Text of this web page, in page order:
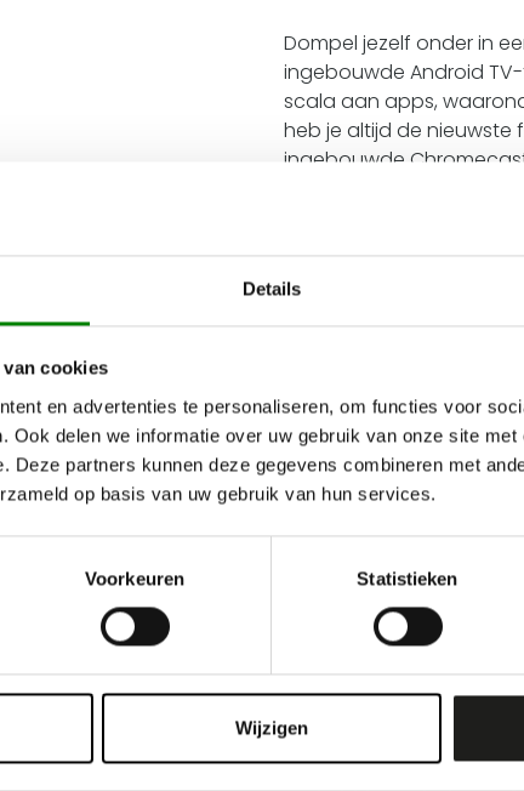
Details
cookies
en advertenties te personaliseren, om functies voor
Ook delen we informatie over uw gebruik van onze site
Deze partners kunnen deze gegevens combineren met
op basis van uw gebruik van hun services.
Voorkeuren Statistieken
Wijzigen
Dompel jezelf onder in
ingebouwde Android
scala aan apps,
heb je altijd de nieuwste
ingebouwde
smartphone of tablet
Dankzij de
met de wereld om je
content met vrienden
Of je nu geniet van een
browsen, de Salora
functionaliteit en
je
Android TV
Populaire films en live
TV brengt een wereld
Apps zoals YouTube
videoaanbevelingen in
Cast films en tv-